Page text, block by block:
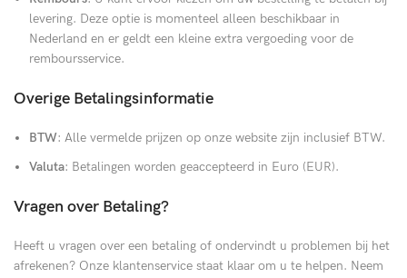
levering. Deze optie is momenteel alleen beschikbaar in
Nederland en er geldt een kleine extra vergoeding voor de
remboursservice.
Overige Betalingsinformatie
BTW: Alle vermelde prijzen op onze website zijn inclusief BTW.
Valuta: Betalingen worden geaccepteerd in Euro (EUR).
Vragen over Betaling?
Heeft u vragen over een betaling of ondervindt u problemen bij het
afrekenen? Onze klantenservice staat klaar om u te helpen. Neem